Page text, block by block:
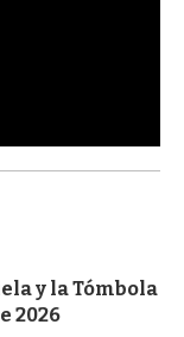
y la Tómbola
2026